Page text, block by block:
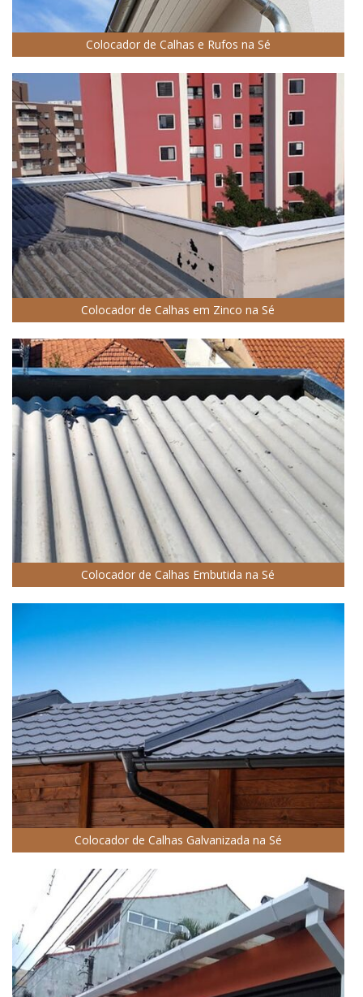
Colocador de Calhas e Rufos na Sé
Colocador de Calhas em Zinco na Sé
Colocador de Calhas Embutida na Sé
Colocador de Calhas Galvanizada na Sé